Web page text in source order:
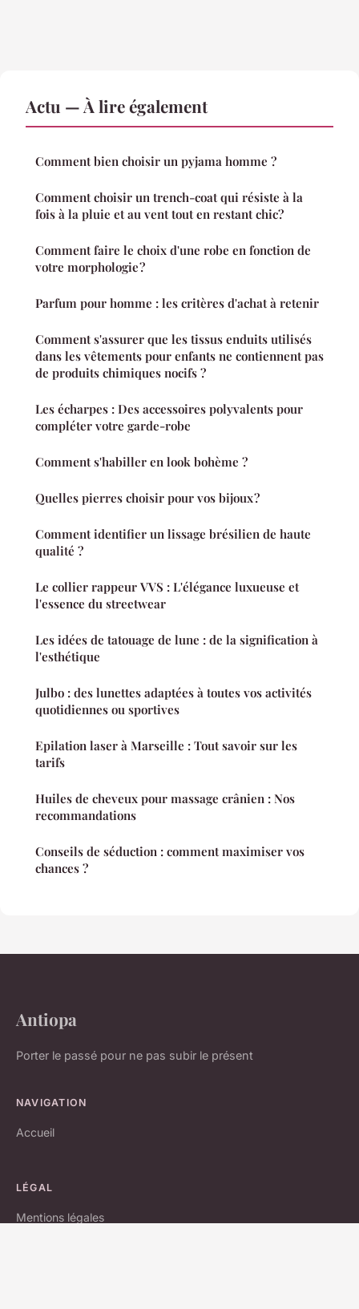
Actu — À lire également
Comment bien choisir un pyjama homme ?
Comment choisir un trench-coat qui résiste à la
fois à la pluie et au vent tout en restant chic?
Comment faire le choix d'une robe en fonction de
votre morphologie ?
Parfum pour homme : les critères d'achat à retenir
Comment s'assurer que les tissus enduits utilisés
dans les vêtements pour enfants ne contiennent pas
de produits chimiques nocifs ?
Les écharpes : Des accessoires polyvalents pour
compléter votre garde-robe
Comment s'habiller en look bohème ?
Quelles pierres choisir pour vos bijoux ?
Comment identifier un lissage brésilien de haute
qualité ?
Le collier rappeur VVS : L'élégance luxueuse et
l'essence du streetwear
Les idées de tatouage de lune : de la signification à
l'esthétique
Julbo : des lunettes adaptées à toutes vos activités
quotidiennes ou sportives
Epilation laser à Marseille : Tout savoir sur les
tarifs
Huiles de cheveux pour massage crânien : Nos
recommandations
Conseils de séduction : comment maximiser vos
chances ?
Antiopa
Porter le passé pour ne pas subir le présent
NAVIGATION
Accueil
LÉGAL
Mentions légales